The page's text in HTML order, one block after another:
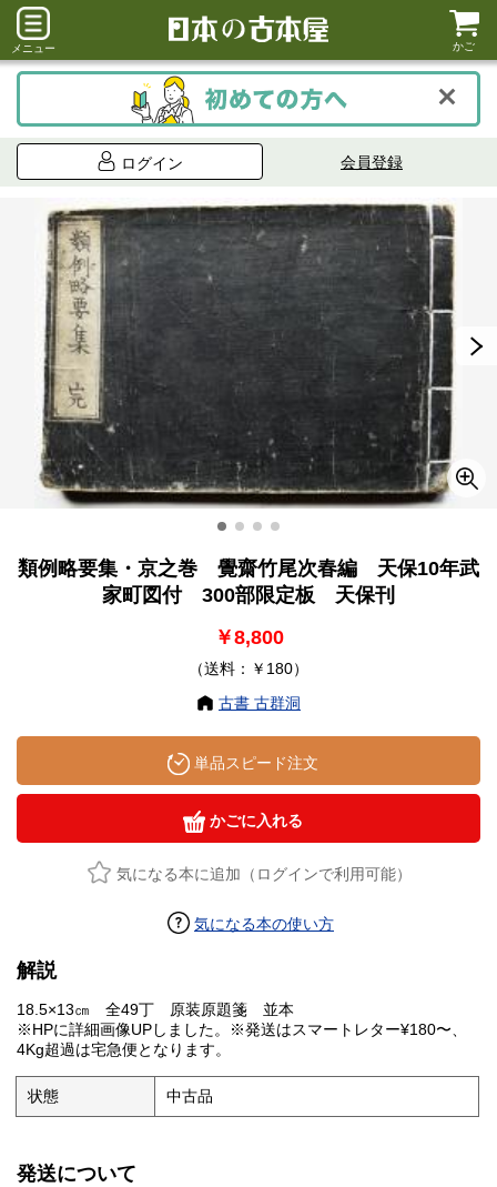
メニュー かご
ログイン 会員登録
類例略要集・京之巻 覺齋竹尾次春編 天保10年武
家町図付 300部限定板 天保刊
￥8,800
（送料：￥180）
古書 古群洞
単品スピード注文
かごに入れる
気になる本に追加（ログインで利用可能）
気になる本の使い方
解説
18.5×13㎝ 全49丁 原装原題箋 並本
※HPに詳細画像UPしました。※発送はスマートレター¥180〜、
4Kg超過は宅急便となります。
状態 中古品
発送について